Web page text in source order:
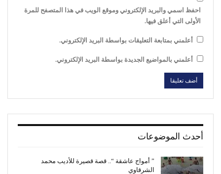
احفظ اسمي والبريد الإلكتروني وموقع الويب في هذا المتصفح للمرة
الأولى التي أعلق فيها.
أعلمني بمتابعة التعليقات بواسطة البريد الإلكتروني.
أعلمني بالمواضيع الجديدة بواسطة البريد الإلكتروني.
أحدث الموضوعات
” أمواج عاشقة “.. قصة قصيرة للأديب محمد
الشرقاوي